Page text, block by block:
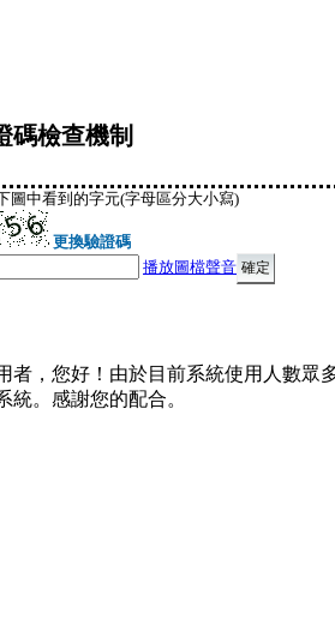
碼檢查機制
圖中看到的字元(字母區分大小寫)
更換驗證碼
播放圖檔聲音
者，您好！由於目前系統使用人數眾
統。感謝您的配合。